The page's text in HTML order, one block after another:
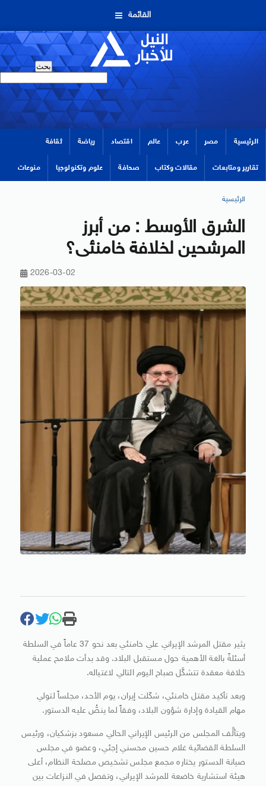
القائمة
الرئيسية مصر عرب عالم اقتصاد رياضة ثقافة
تقارير ومتابعات مقالات وكتاب صحافة علوم وتكنولوجيا منوعات
الرئيسية
الشرق الأوسط : من أبرز
المرشحين لخلافة خامنئى؟
2026-03-02
يثير مقتل المرشد الإيراني علي خامنئي بعد نحو 37 عاماً في السلطة
أسئلةً بالغة الأهمية حول مستقبل البلاد. وقد بدأت ملامح عملية
خلافة معقدة تتشكَّل صباح اليوم التالي لاغتياله.
وبعد تأكيد مقتل خامنئي، شكّلت إيران، يوم الأحد، مجلساً لتولي
مهام القيادة وإدارة شؤون البلاد، وفقاً لما ينصُّ عليه الدستور.
ويتألَّف المجلس من الرئيس الإيراني الحالي مسعود بزشكيان، ورئيس
السلطة القضائية غلام حسين محسني إجئي، وعضو في مجلس
صيانة الدستور يختاره مجمع مجلس تشخيص مصلحة النظام، أعلى
هيئة استشارية خاضعة للمرشد الإيراني، وتفصل في النزاعات بين